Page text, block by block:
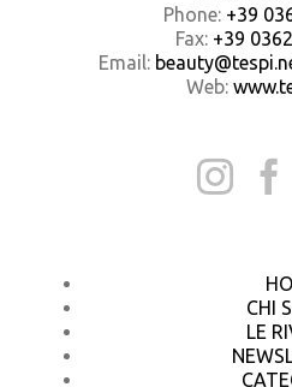
Phone: +39
Fax: +39
Email:
Web:
CHI
LE